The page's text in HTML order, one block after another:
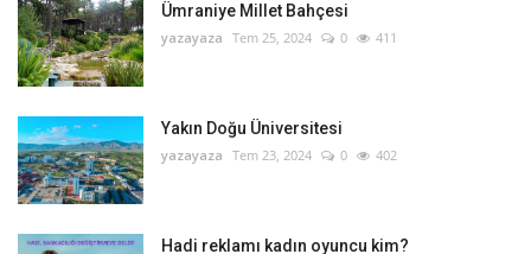
Ümraniye Millet Bahçesi
yazayaza Tem 25, 2024 0 411
Yakın Doğu Üniversitesi
yazayaza Tem 23, 2024 0 402
Hadi reklamı kadın oyuncu kim?